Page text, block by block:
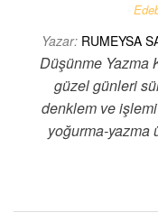
Yazar: RUMEYSA
Düşünme Yazma
güzel günleri
denklem ve
yoğurma-